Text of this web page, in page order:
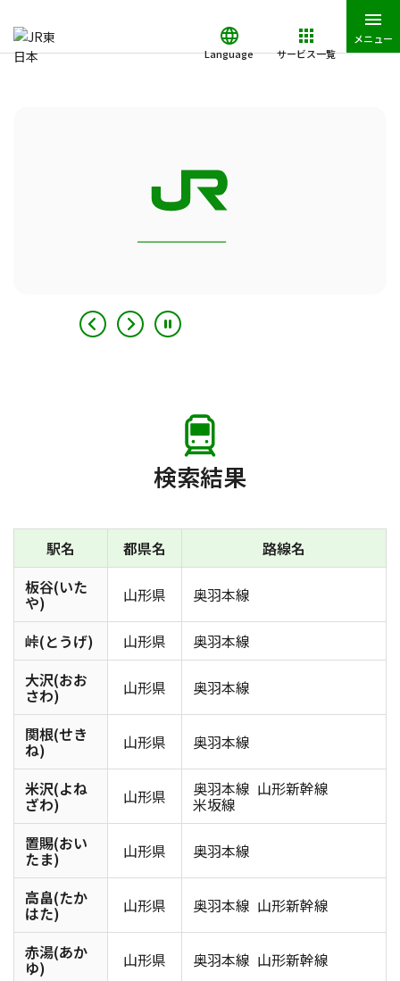
Language サービス一覧
メニュー
検索結果
駅名 都県名
路線名
板谷(いた
や) 山形県 奥羽本線
峠(とうげ) 山形県
奥羽本線
大沢(おお
さわ) 山形県 奥羽本線
関根(せき
ね) 山形県 奥羽本線
米沢(よね
ざわ) 山形県 奥羽本線 山形新幹線
米坂線
置賜(おい
たま) 山形県 奥羽本線
高畠(たか
はた) 山形県 奥羽本線 山形新幹線
赤湯(あか
ゆ) 山形県 奥羽本線 山形新幹線